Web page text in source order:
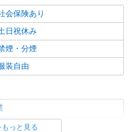
会保険あり
日祝休み
煙・分煙
装自由
っと見る